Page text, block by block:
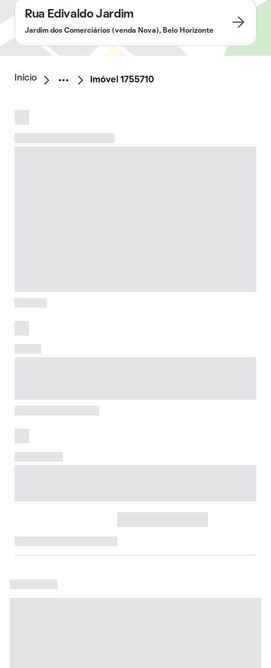
Rua Edivaldo Jardim
Jardim dos Comerciários (venda Nova), Belo Horizonte
Início Imóvel 1755710